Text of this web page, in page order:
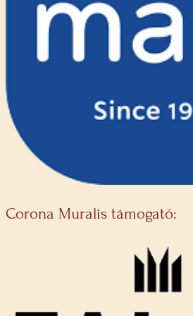
Corona Muralis támogató: